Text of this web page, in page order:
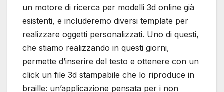
un motore di ricerca per modelli 3d online già
esistenti, e includeremo diversi template per
realizzare oggetti personalizzati. Uno di questi,
che stiamo realizzando in questi giorni,
permette d’inserire del testo e ottenere con un
click un file 3d stampabile che lo riproduce in
braille: un’applicazione pensata per i non